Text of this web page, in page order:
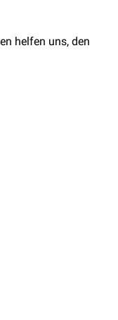
) sind ein wichtiger
helfen uns, den